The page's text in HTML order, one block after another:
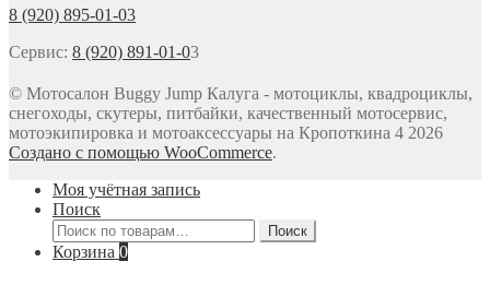
8 (920) 895-01-03
Сервис: 8 (920) 891-01-03
© Мотосалон Buggy Jump Калуга - мотоциклы, квадроциклы,
снегоходы, скутеры, питбайки, качественный мотосервис,
мотоэкипировка и мотоаксессуары на Кропоткина 4 2026
Создано с помощью WooCommerce.
Моя учётная запись
Поиск
Искать:
Поиск
Корзина 0